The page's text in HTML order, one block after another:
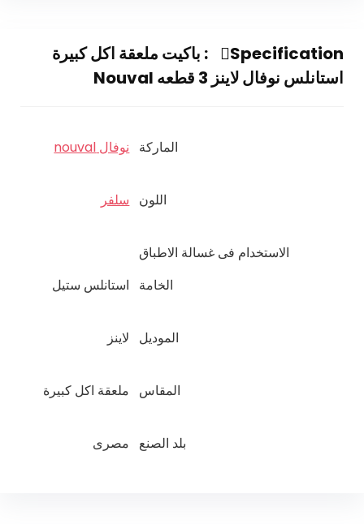
Specification:
باكيت ملعقة اكل كبيرة
استانلس نوفال لاينز 3 قطعه Nouval
الماركة نوفال nouval
اللون سلفر
الاستخدام فى غسالة الاطباق
الخامة
استانلس ستيل
الموديل لاينز
المقاس ملعقة اكل كبيرة
بلد الصنع مصرى